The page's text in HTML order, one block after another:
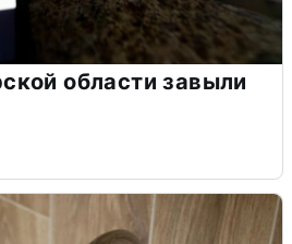
области завыли